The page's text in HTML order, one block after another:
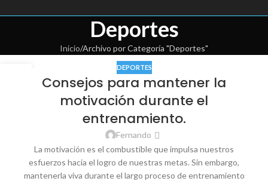
Deportes
Inicio Archivo por Categoría "Deportes"
DEPORTES
Consejos para mantener la
motivación durante el
entrenamiento.
Fernando
La motivación es el combustible que impulsa nuestros
esfuerzos hacia el logro de nuestras metas. Sin embargo,
mantenerla viva durante el largo proceso de entrenamiento